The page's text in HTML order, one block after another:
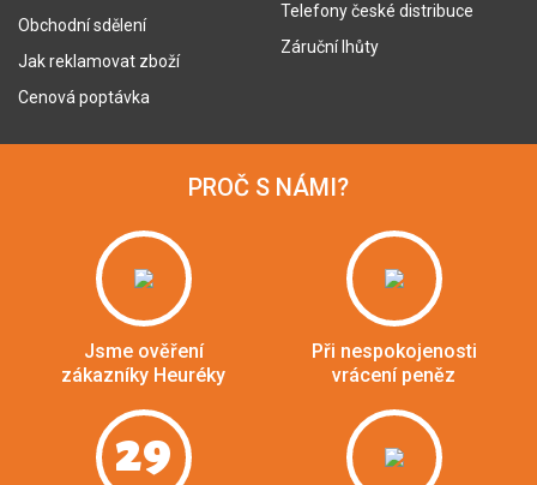
Obchodní sdělení
Jak reklamovat zboží
Cenová poptávka
Telefony české distribuce
Záruční lhůty
PROČ S NÁMI?
Jsme ověření
zákazníky Heuréky
Při nespokojenosti
vrácení peněz
29